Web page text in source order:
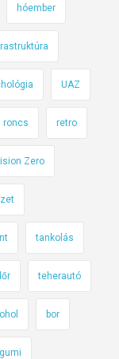
hóember
UAZ
roncs retro
Zero
tankolás
teherautó
bor